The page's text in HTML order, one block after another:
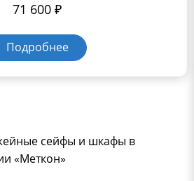
71 600 ₽
Подробнее
сейфы и шкафы в
«Меткон»